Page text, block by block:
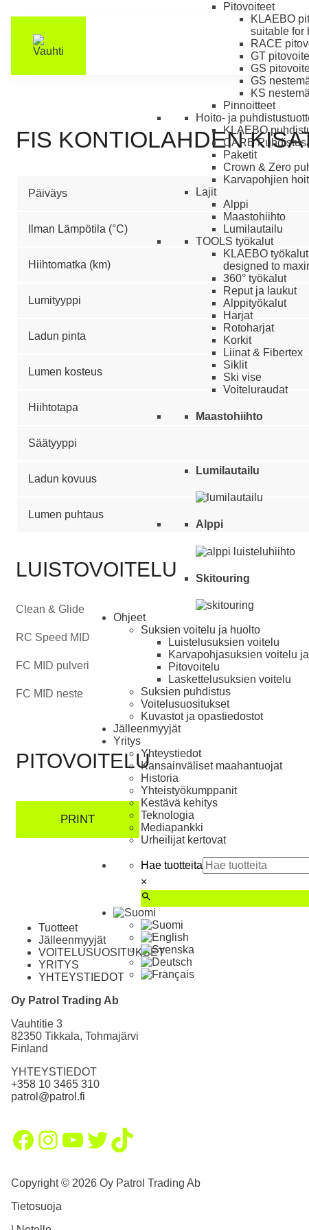
Pitovoiteet
KLAEBO
suitable for
RACE
GT
GS
GS
KS
Pinnoitteet
Hoito- ja
KLAEBO
CARE
Paketit
Crown & Zero
Karvapohjien
Lajit
Alppi
Maastohiihto
Lumilautailu
TOOLS työkalut
KLAEBO työkalut
designed to
360° työkalut
Reput ja laukut
Alppityökalut
Harjat
Rotoharjat
Korkit
Liinat & Fibertex
Siklit
Ski vise
Voiteluraudat
Maastohiihto
Lumilautailu
Alppi
Skitouring
Ohjeet
Suksien voitelu ja huolto
Luistelu­suksien voitelu
Karva­pohja­suksien voitelu
Pito­voitelu
Laskettelu­suksien voitelu
Suksien puhdistus
Voitelusuositukset
Kuvastot ja opas­tiedostot
Jälleenmyyjät
Yritys
Yhteystiedot
Kansainväliset maahantuojat
Historia
Yhteistyökumppanit
Kestävä kehitys
Teknologia
Mediapankki
Urheilijat kertovat
Hae tuotteita
×
FIS KONTIOLAHDEN
Päiväys
Ilman Lämpötila (°C)
Hiihtomatka (km)
Lumityyppi
Ladun pinta
Lumen kosteus
Hiihtotapa
Säätyyppi
Ladun kovuus
Lumen puhtaus
LUISTOVOITELU
Clean & Glide
RC Speed MID
FC MID pulveri
FC MID neste
PITOVOITELU
PRINT
Tuotteet
Jälleenmyyjät
VOITELUSUOSITUKSET
YRITYS
YHTEYSTIEDOT
Oy Patrol Trading Ab
Vauhtitie 3
82350 Tikkala, Tohmajärvi
Finland
YHTEYSTIEDOT
+358 10 3465 310
patrol@patrol.fi
Facebook
Instagram
YouTube
Twitter
TikTok
Copyright © 2026 Oy Patrol Trading Ab
Tietosuoja